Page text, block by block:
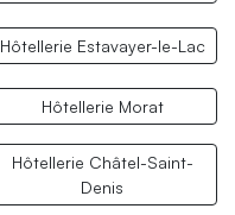
Hôtellerie Estavayer-le-Lac
Hôtellerie Morat
Hôtellerie Châtel-Saint-
Denis